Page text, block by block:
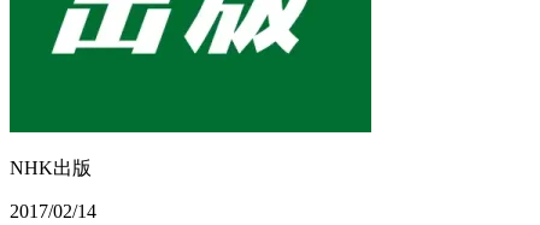
NHK出版
2017/02/14